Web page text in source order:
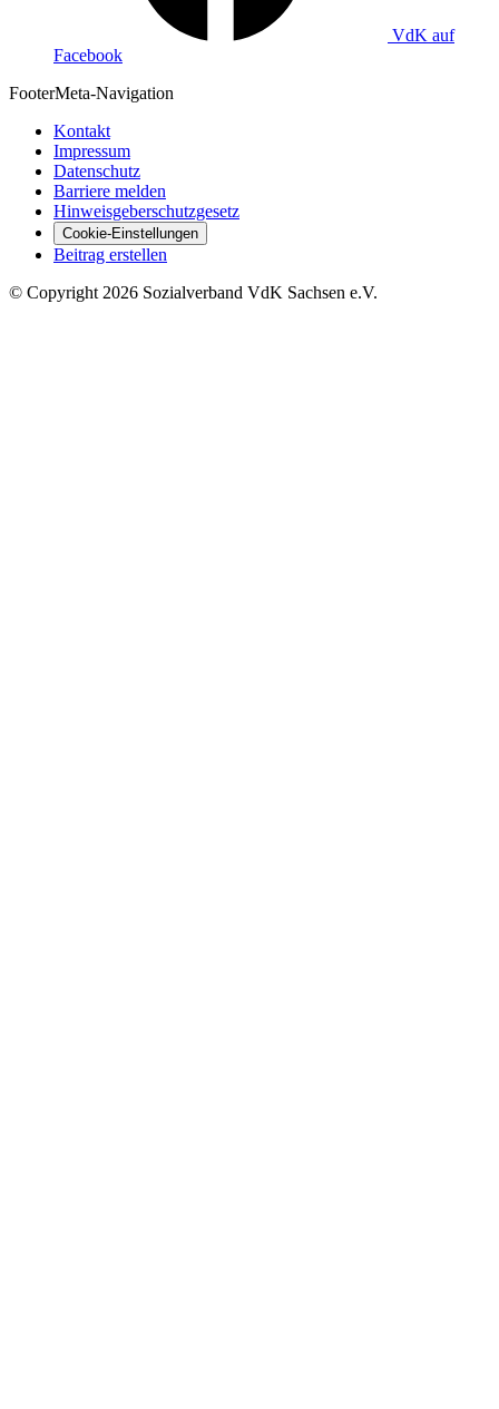
VdK auf
Facebook
FooterMeta-Navigation
Kontakt
Impressum
Datenschutz
Barriere melden
Hinweisgeberschutzgesetz
Cookie-Einstellungen
Beitrag erstellen
© Copyright 2026 Sozialverband VdK Sachsen e.V.